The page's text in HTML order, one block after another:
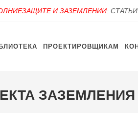
И ЗАЗЕМЛЕНИИ:
ПРОЕКТИРОВЩИКАМ